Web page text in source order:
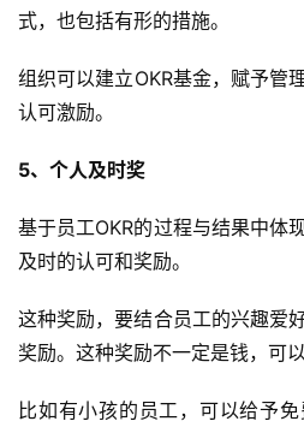
式，也包括有形的措施。
组织可以建立OKR基金，赋予管
认可激励。
5、个人及时奖
基于员工OKR的过程与结果中体
及时的认可和奖励。
这种奖励，要结合员工的兴趣爱
奖励。这种奖励不一定是钱，可
比如有小孩的员工，可以给予